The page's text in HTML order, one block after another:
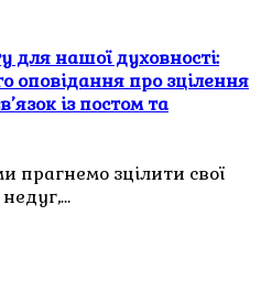
для нашої духовності:
оповідання про зцілення
із постом та
прагнемо зцілити свої
недуг,…